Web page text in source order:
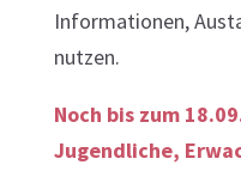
Informationen,
nutzen.
Noch bis zum
Jugendliche,